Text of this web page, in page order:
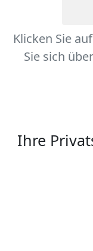
Klicken Sie
Sie sich
Ihre